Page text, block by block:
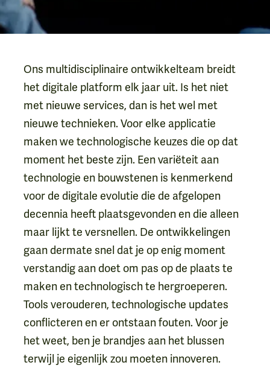
Ons multidisciplinaire ontwikkelteam breidt
het digitale platform elk jaar uit. Is het niet
met nieuwe services, dan is het wel met
nieuwe technieken. Voor elke applicatie
maken we technologische keuzes die op dat
moment het beste zijn. Een variëteit aan
technologie en bouwstenen is kenmerkend
voor de digitale evolutie die de afgelopen
decennia heeft plaatsgevonden en die alleen
maar lijkt te versnellen. De ontwikkelingen
gaan dermate snel dat je op enig moment
verstandig aan doet om pas op de plaats te
maken en technologisch te hergroeperen.
Tools verouderen, technologische updates
conflicteren en er ontstaan fouten. Voor je
het weet, ben je brandjes aan het blussen
terwijl je eigenlijk zou moeten innoveren.